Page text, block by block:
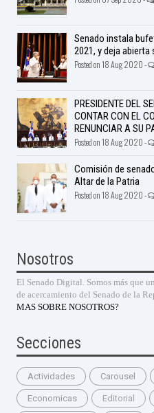
Senado instala
2021, y deja
Posted on 18 Aug 2020 -
PRESIDENTE DEL
CONTAR CON EL
RENUNCIAR A SU
Posted on 18 Aug 2020 -
Comisión de
Altar de la Patria
Posted on 18 Aug 2020 -
Nosotros
El Senado Digital. Somos más que
de acercamiento del Senado de la
MAS SOBRE NOSOTROS?
Secciones
Actividades Carousel
Economicas Editorial